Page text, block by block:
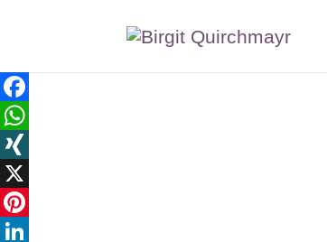
Facebook
WhatsApp
XING
X
Pinterest